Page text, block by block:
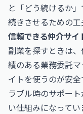
と「どう続けるか
続きさせるための工
信頼できる仲介サイ
副業を探すときは
績のある業務委託
イトを使うのが安
ラブル時のサポー
い仕組みになってい